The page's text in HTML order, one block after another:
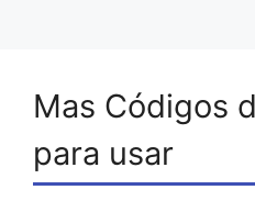
Mas Códigos
para usar